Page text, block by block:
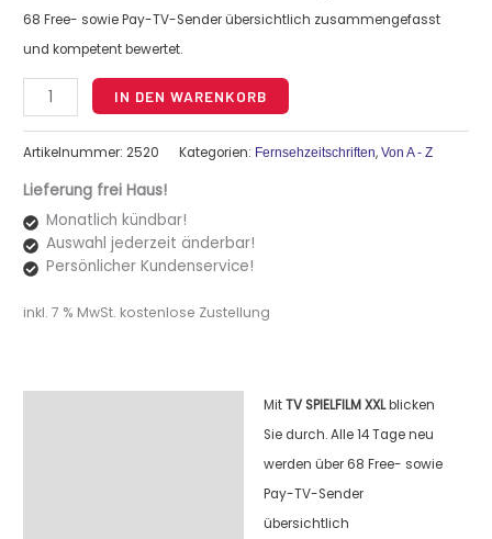
68 Free- sowie Pay-TV-Sender übersichtlich zusammengefasst
und kompetent bewertet.
IN DEN WARENKORB
Artikelnummer:2520 Kategorien: Fernsehzeitschriften,Von A - Z
Lieferung frei Haus!
Monatlich kündbar!
Auswahl jederzeit änderbar!
Persönlicher Kundenservice!
inkl. 7 % MwSt. kostenlose Zustellung
MitTV SPIELFILM XXLblicken
Sie durch. Alle 14 Tage neu
werden über 68 Free- sowie
Pay-TV-Sender
übersichtlich